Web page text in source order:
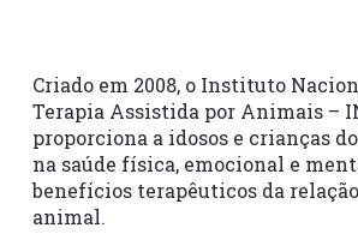
Criado em 2008, o Instituto
Terapia Assistida por Animais –
proporciona a idosos e crianças
na saúde física, emocional e
benefícios terapêuticos da
animal.